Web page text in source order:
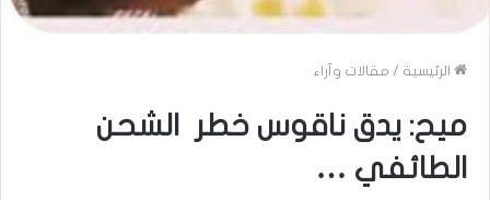
الرئيسية / مقالات وآراء
ميح: يدق ناقوس خطر الشحن
الطائفي …